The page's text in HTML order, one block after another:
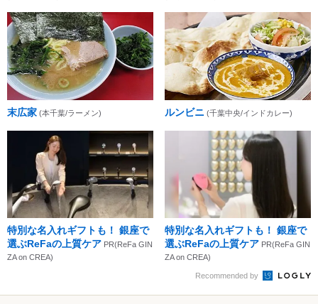
末広家 (本千葉/ラーメン) ルンビニ (千葉中央/インドカレー)
特別な名入れギフトも！ 銀座で
選ぶReFaの上質ケア PR(ReFa GIN
ZA on CREA)
特別な名入れギフトも！ 銀座で
選ぶReFaの上質ケア PR(ReFa GIN
ZA on CREA)
Recommended by